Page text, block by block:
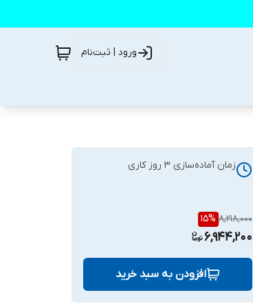
ورود | ثبت‌نام
زمان آماده‌سازی 3 روز کاری
8,218,000
15%
6,944,200
افزودن به سبد خرید